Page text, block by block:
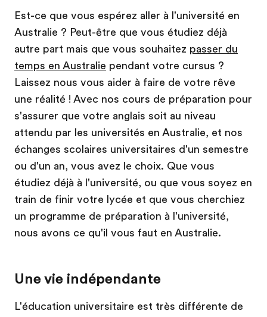
Est-ce que vous espérez aller à l'université en
Australie ? Peut-être que vous étudiez déjà
autre part mais que vous souhaitez passer du
temps en Australie pendant votre cursus ?
Laissez nous vous aider à faire de votre rêve
une réalité ! Avec nos cours de préparation pour
s'assurer que votre anglais soit au niveau
attendu par les universités en Australie, et nos
échanges scolaires universitaires d'un semestre
ou d'un an, vous avez le choix. Que vous
étudiez déjà à l'université, ou que vous soyez en
train de finir votre lycée et que vous cherchiez
un programme de préparation à l'université,
nous avons ce qu'il vous faut en Australie.
Une vie indépendante
L'éducation universitaire est très différente de